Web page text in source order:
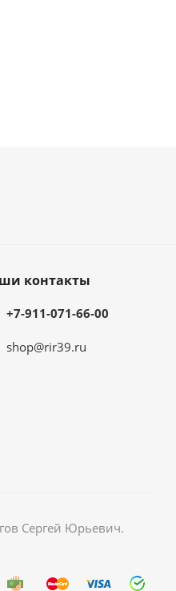
контакты
+7-911-071-66-00
shop@rir39.ru
Сергей Юрьевич.